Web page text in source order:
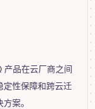
产品在云厂商之间
定性保障和跨云迁
案。